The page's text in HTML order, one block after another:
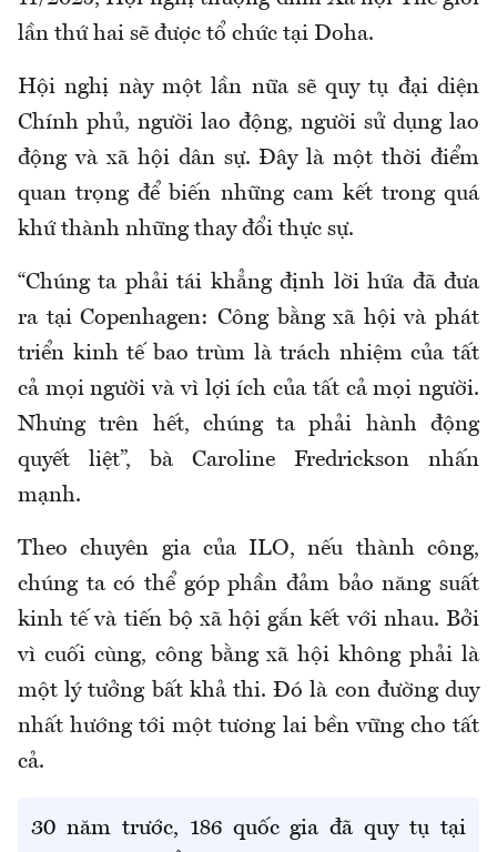
lần thứ hai sẽ được tổ chức tại Doha.
Hội nghị này một lần nữa sẽ quy tụ đại diện
Chính phủ, người lao động, người sử dụng lao
động và xã hội dân sự. Đây là một thời điểm
quan trọng để biến những cam kết trong quá
khứ thành những thay đổi thực sự.
“Chúng ta phải tái khẳng định lời hứa đã đưa
ra tại Copenhagen: Công bằng xã hội và phát
triển kinh tế bao trùm là trách nhiệm của tất
cả mọi người và vì lợi ích của tất cả mọi người.
Nhưng trên hết, chúng ta phải hành động
quyết liệt”, bà Caroline Fredrickson nhấn
mạnh.
Theo chuyên gia của ILO, nếu thành công,
chúng ta có thể góp phần đảm bảo năng suất
kinh tế và tiến bộ xã hội gắn kết với nhau. Bởi
vì cuối cùng, công bằng xã hội không phải là
một lý tưởng bất khả thi. Đó là con đường duy
nhất hướng tới một tương lai bền vững cho tất
cả.
30 năm trước, 186 quốc gia đã quy tụ tại